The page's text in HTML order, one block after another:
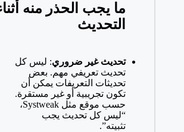
ما يجب الحذر منه
التحديث
تحديث غير ضروري: ليس كل
تحديث تعريفي مهم. بعض
تحديثات التعريفات يمكن أن
تكون تجريبية أو غير مستقرة.
حسب موقع مثل Systweak،
“ليس كل تحديث يجب
تثبيته”.